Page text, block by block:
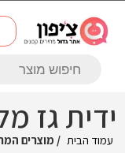
ידית גז
עמוד הבית / מוצרים